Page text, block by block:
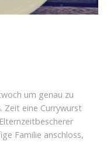
um genau zu
Zeit eine Currywurst
Familie anschloss,